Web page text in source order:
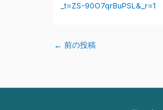
_t=ZS-90O7qrBuPSL&_r=1
← 前の投稿